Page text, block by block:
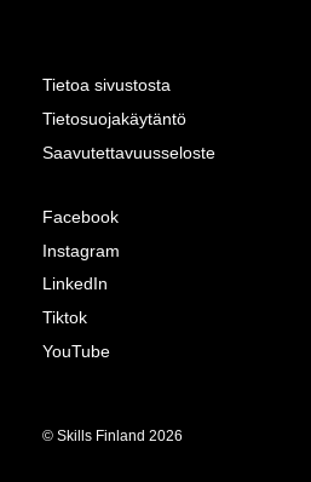
Tietoa sivustosta
Tietosuojakäytäntö
Saavutettavuusseloste
Facebook
Instagram
LinkedIn
Tiktok
YouTube
© Skills Finland 2026